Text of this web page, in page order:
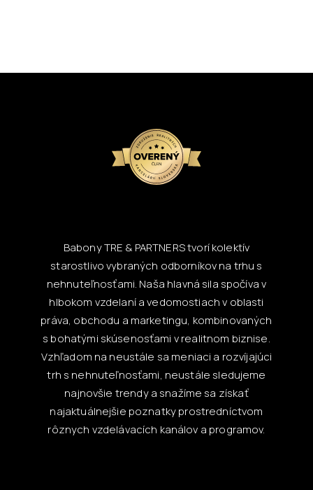
Babony TRE & PARTNERS tvorí kolektív
starostlivo vybraných odborníkov na trhu s
nehnuteľnosťami. Naša hlavná sila spočíva v
hlbokom vzdelaní a vedomostiach v oblasti
práva, obchodu a marketingu, kombinovaných
s bohatými skúsenosťami v realitnom biznise.
Vzhľadom na neustále sa meniaci a rozvíjajúci
trh s nehnuteľnosťami, neustále sledujeme
najnovšie trendy a snažíme sa získať
najaktuálnejšie poznatky prostredníctvom
rôznych vzdelávacích kanálov a programov.